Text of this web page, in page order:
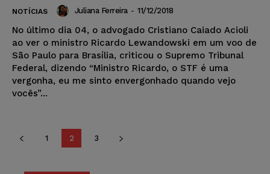
NOTÍCIAS Juliana Ferreira - 11/12/2018
No último dia 04, o advogado Cristiano Caiado Acioli
ao ver o ministro Ricardo Lewandowski em um voo de
São Paulo para Brasília, criticou o Supremo Tribunal
Federal, dizendo “Ministro Ricardo, o STF é uma
vergonha, eu me sinto envergonhado quando vejo
vocês”...
1 2 3